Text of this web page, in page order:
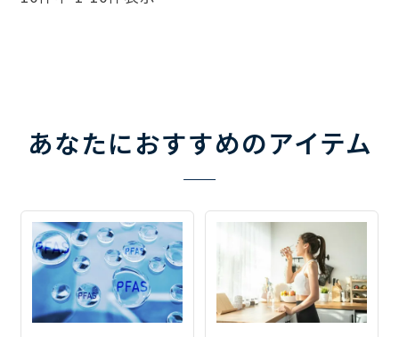
あなたにおすすめのアイテム